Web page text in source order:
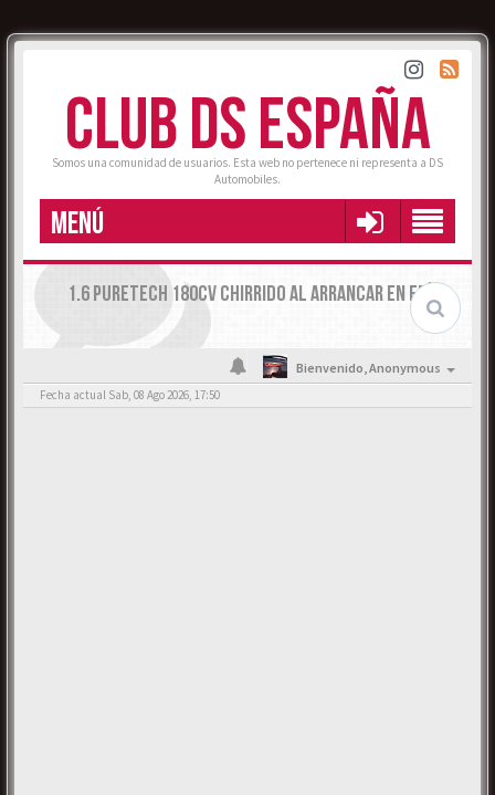
CLUB DS ESPAÑA
Somos una comunidad de usuarios. Esta web no pertenece ni representa a DS
Automobiles.
MENÚ
1.6 PURETECH 180CV CHIRRIDO AL ARRANCAR EN FRÍO
Bienvenido,Anonymous
Fecha actual Sab, 08 Ago 2026, 17:50